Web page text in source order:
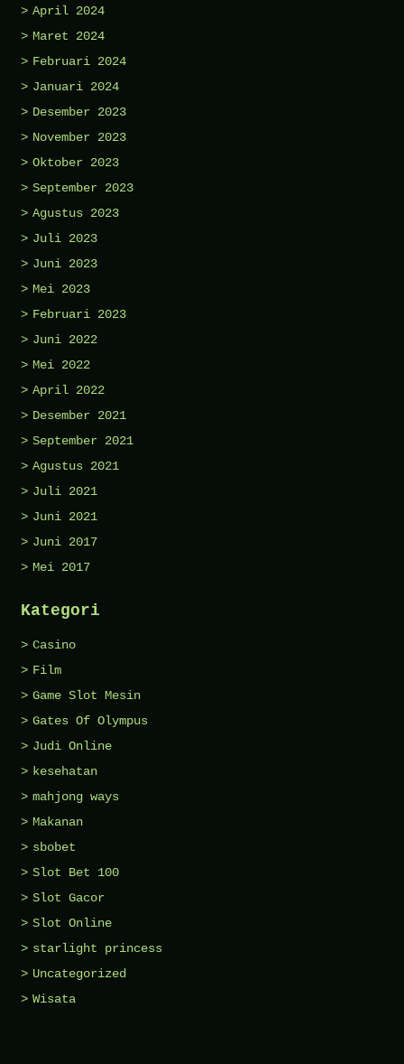
April 2024
Maret 2024
Februari 2024
Januari 2024
Desember 2023
November 2023
Oktober 2023
September 2023
Agustus 2023
Juli 2023
Juni 2023
Mei 2023
Februari 2023
Juni 2022
Mei 2022
April 2022
Desember 2021
September 2021
Agustus 2021
Juli 2021
Juni 2021
Juni 2017
Mei 2017
Kategori
Casino
Film
Game Slot Mesin
Gates Of Olympus
Judi Online
kesehatan
mahjong ways
Makanan
sbobet
Slot Bet 100
Slot Gacor
Slot Online
starlight princess
Uncategorized
Wisata